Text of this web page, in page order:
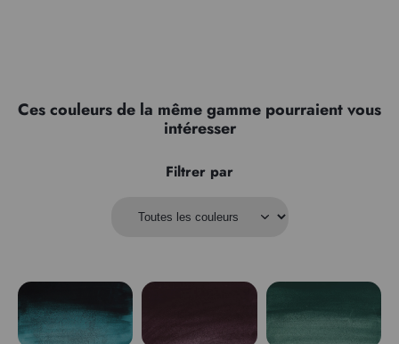
Ces couleurs de la même gamme pourraient vous
intéresser
Filtrer par